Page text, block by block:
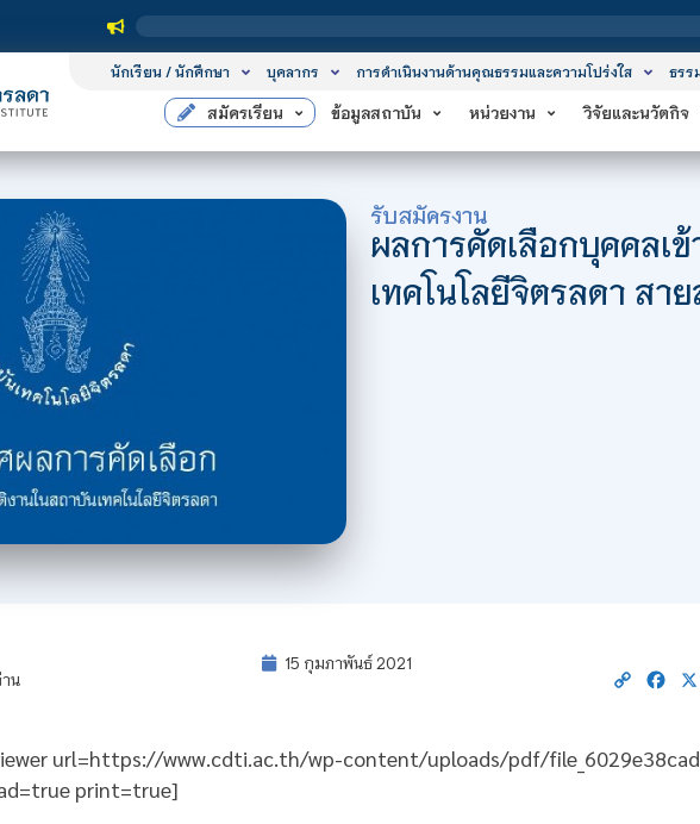
สถา
นักเรียน / นักศึกษา บุคลากร การดำเนินงานด้านคุณธรรมและความโปร่งใส ธรร
สมัครเรียน ข้อมูลสถาบัน หน่วยงาน วิจัยและนวัตกิจ
รับสมัครงาน
ผลการคัดเลือกบุคคลเ
เทคโนโลยีจิตรลดา สา
น
15 กุมภาพันธ์ 2021
Copy
url=https://www.cdti.ac.th/wp-content/uploads/pdf/
print=true]